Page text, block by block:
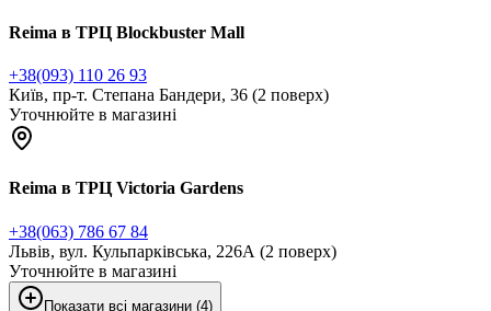
Reima в ТРЦ Blockbuster Mall
+38(093) 110 26 93
Київ, пр-т. Степана Бандери, 36 (2 поверх)
Уточнюйте в магазині
Reima в ТРЦ Victoria Gardens
+38(063) 786 67 84
Львів, вул. Кульпарківська, 226А (2 поверх)
Уточнюйте в магазині
Показати всі магазини (4)